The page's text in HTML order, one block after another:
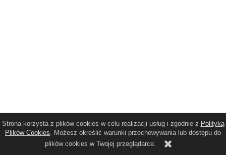
Strona korzysta z plików cookies w celu realizacji usług i zgodnie z Polityką
Plików Cookies. Możesz określić warunki przechowywania lub dostępu do
plików cookies w Twojej przeglądarce.